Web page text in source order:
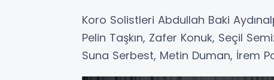
Koro Solistleri Abdullah Baki
Pelin Taşkın, Zafer Konuk, Seçil
Suna Serbest, Metin Duman, İrem